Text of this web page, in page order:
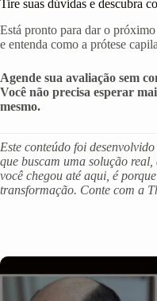
Tire suas dúvidas e descubra
Está pronto para dar o
e entenda como a prótese
Agende sua avaliação sem
Você não precisa esperar
mesmo.
Este conteúdo foi
que buscam uma solução
você chegou até aqui, é
transformação. Conte com a